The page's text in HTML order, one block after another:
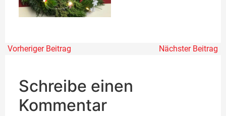
Vorheriger Beitrag Nächster Beitrag
Schreibe einen
Kommentar